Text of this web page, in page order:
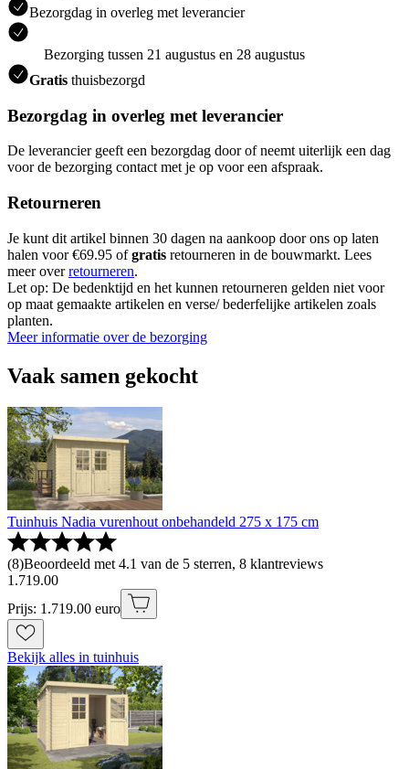
Bezorgdag in overleg met leverancier
Bezorging tussen 21 augustus en 28 augustus
Gratis thuisbezorgd
Bezorgdag in overleg met leverancier
De leverancier geeft een bezorgdag door of neemt uiterlijk een dag
voor de bezorging contact met je op voor een afspraak.
Retourneren
Je kunt dit artikel binnen 30 dagen na aankoop door ons op laten
halen voor €69.95 ofgratis retourneren in de bouwmarkt. Lees
meer overretourneren.
Let op: De bedenktijd en het kunnen retourneren gelden niet voor
op maat gemaakte artikelen en verse/ bederfelijke artikelen zoals
planten.
Meer informatie over de bezorging
Vaak samen gekocht
Tuinhuis Nadia vurenhout onbehandeld 275 x 175 cm
(8)Beoordeeld met 4.1 van de 5 sterren, 8 klantreviews
1 .719.00
Prijs: 1.719.00 euro
Bekijk alles in tuinhuis